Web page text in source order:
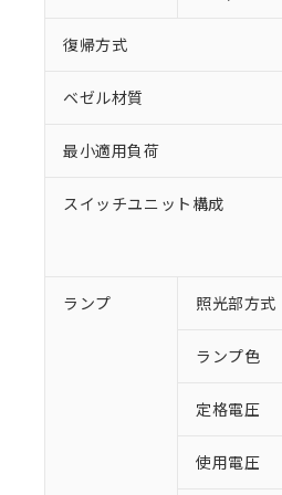
復帰方式
ベゼル材質
最小適用負荷
スイッチユニット構成
ランプ 照光部方式
ランプ色
定格電圧
使用電圧